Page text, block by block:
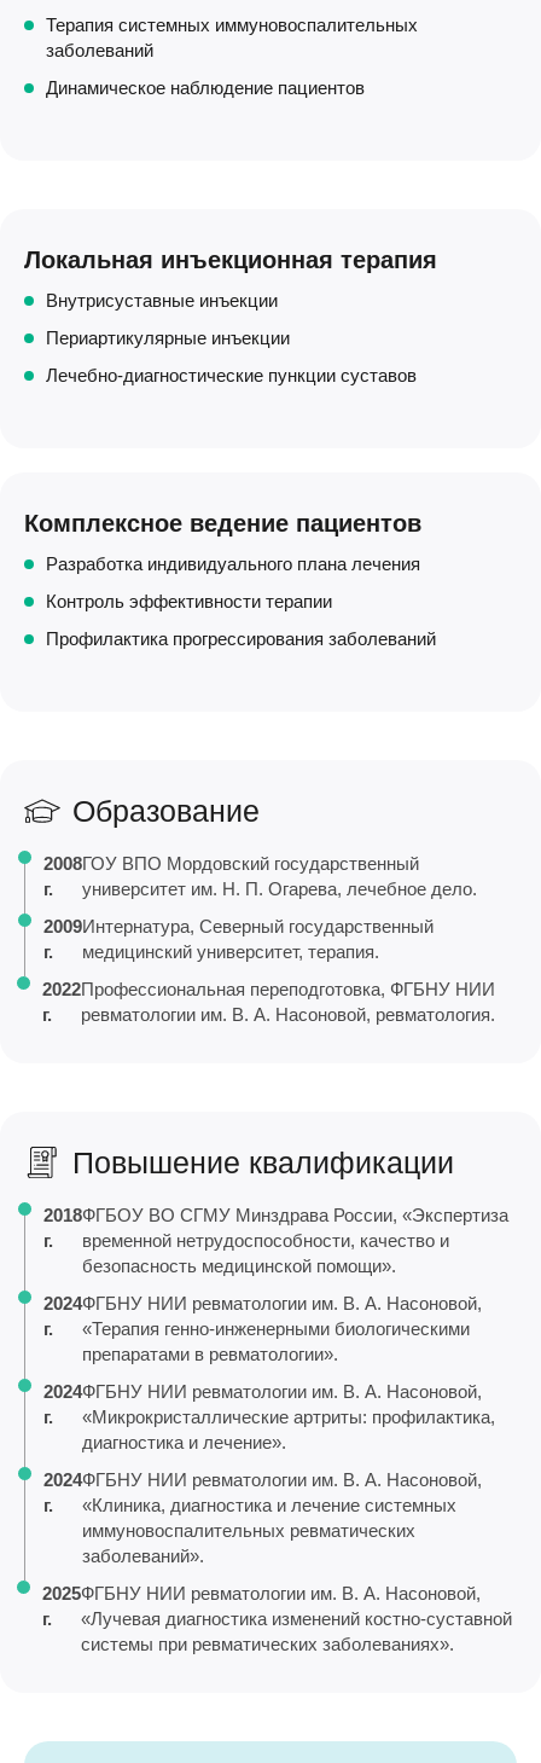
Терапия системных иммуновоспалительных
заболеваний
Динамическое наблюдение пациентов
Локальная инъекционная терапия
Внутрисуставные инъекции
Периартикулярные инъекции
Лечебно-диагностические пункции суставов
Комплексное ведение пациентов
Разработка индивидуального плана лечения
Контроль эффективности терапии
Профилактика прогрессирования заболеваний
Образование
2008
г.
ГОУ ВПО Мордовский государственный
университет им. Н. П. Огарева, лечебное дело.
2009
г.
Интернатура, Северный государственный
медицинский университет, терапия.
2022
г.
Профессиональная переподготовка, ФГБНУ НИИ
ревматологии им. В. А. Насоновой, ревматология.
Повышение квалификации
2018
г.
ФГБОУ ВО СГМУ Минздрава России, «Экспертиза
временной нетрудоспособности, качество и
безопасность медицинской помощи».
2024
г.
ФГБНУ НИИ ревматологии им. В. А. Насоновой,
«Терапия генно-инженерными биологическими
препаратами в ревматологии».
2024
г.
ФГБНУ НИИ ревматологии им. В. А. Насоновой,
«Микрокристаллические артриты: профилактика,
диагностика и лечение».
2024
г.
ФГБНУ НИИ ревматологии им. В. А. Насоновой,
«Клиника, диагностика и лечение системных
иммуновоспалительных ревматических
заболеваний».
2025
г.
ФГБНУ НИИ ревматологии им. В. А. Насоновой,
«Лучевая диагностика изменений костно-суставной
системы при ревматических заболеваниях».